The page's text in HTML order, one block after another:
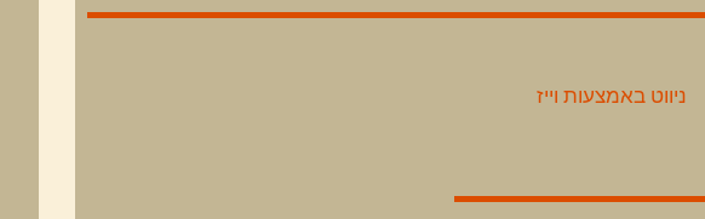
ניווט באמצעות וייז